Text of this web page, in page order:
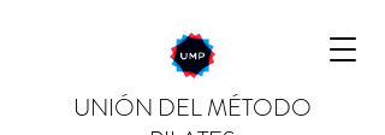
UNIÓN DEL MÉTODO